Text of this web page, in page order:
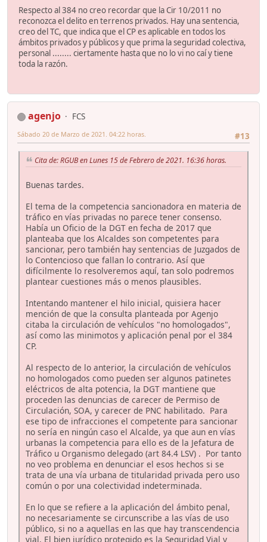
Respecto al 384 no creo recordar que la Cir 10/2011 no
reconozca el delito en terrenos privados. Hay una sentencia,
creo del TC, que indica que el CP es aplicable en todos los
ámbitos privados y públicos y que prima la seguridad colectiva,
personal ........ ciertamente hasta que no lo vi no caí y tiene
toda la razón.
agenjo
FCS
#13
Sábado 20 de Marzo de 2021. 04:22 horas.
Cita de: RGUB en Lunes 15 de Febrero de 2021. 16:36 horas.
Buenas tardes.
El tema de la competencia sancionadora en materia de
tráfico en vías privadas no parece tener consenso.
Había un Oficio de la DGT en fecha de 2017 que
planteaba que los Alcaldes son competentes para
sancionar, pero también hay sentencias de Juzgados de
lo Contencioso que fallan lo contrario. Así que
difícilmente lo resolveremos aquí, tan solo podremos
plantear cuestiones más o menos plausibles.
Intentando mantener el hilo inicial, quisiera hacer
mención de que la consulta planteada por Agenjo
citaba la circulación de vehículos "no homologados",
así como las minimotos y aplicación penal por el 384
CP.
Al respecto de lo anterior, la circulación de vehículos
no homologados como pueden ser algunos patinetes
eléctricos de alta potencia, la DGT mantiene que
proceden las denuncias de carecer de Permiso de
Circulación, SOA, y carecer de PNC habilitado. Para
ese tipo de infracciones el competente para sancionar
no sería en ningún caso el Alcalde, ya que aun en vías
urbanas la competencia para ello es de la Jefatura de
Tráfico u Organismo delegado (art 84.4 LSV) . Por tanto
no veo problema en denunciar el esos hechos si se
trata de una vía urbana de titularidad privada pero uso
común o por una colectividad indeterminada.
En lo que se refiere a la aplicación del ámbito penal,
no necesariamente se circunscribe a las vías de uso
público, si no a aquellas en las que hay transcendencia
vial. El bien jurídico protegido es la Seguridad Vial y